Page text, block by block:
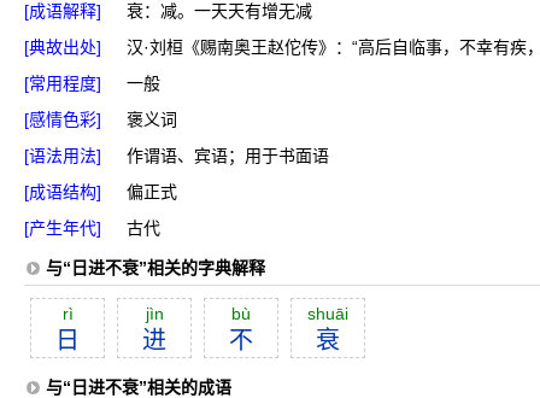
[成语解释]
衰：减。一天天有增无减
[典故出处]
汉·刘桓《赐南奥王赵佗传》：“高后自临事，不幸有疾
[常用程度]
一般
[感情色彩]
褒义词
[语法用法]
作谓语、宾语；用于书面语
[成语结构]
偏正式
[产生年代]
古代
与“日进不衰”相关的字典解释
rì
日
jìn
进
bù
不
shuāi
衰
与“日进不衰”相关的成语